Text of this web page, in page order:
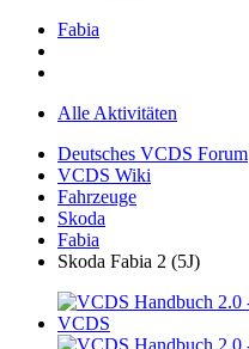
Fabia
Alle Aktivitäten
Deutsches VCDS Forum
VCDS Wiki
Fahrzeuge
Skoda
Fabia
Skoda Fabia 2 (5J)